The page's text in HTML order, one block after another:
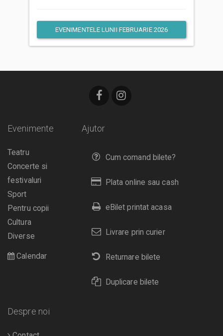
EVENIMENTELE LUNII FEBRUARIE 2026
Ajutor
Cum comand bilete?
Plata online sau cash
eBilet printat acasa
Livrare prin curier
Returnare bilete
Duplicare bilete
Evenimente
Teatru
Concerte si
festivaluri
Sport
Pentru copii
Cultura
Diverse
Calendar
Despre noi